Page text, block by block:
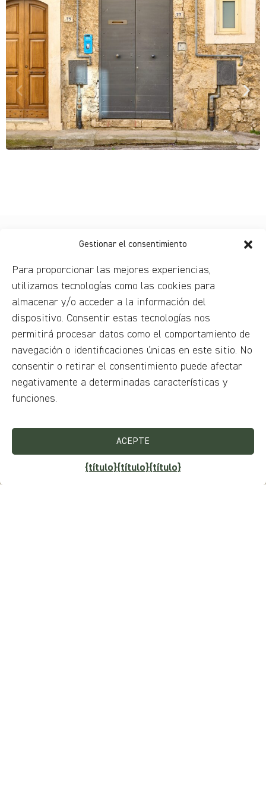
Gestionar el consentimiento
Para proporcionar las mejores experiencias,
utilizamos tecnologías como las cookies para
almacenar y/o acceder a la información del
dispositivo. Consentir estas tecnologías nos
permitirá procesar datos como el comportamiento de
navegación o identificaciones únicas en este sitio. No
consentir o retirar el consentimiento puede afectar
negativamente a determinadas características y
funciones.
ACEPTE
{título}{título}{título}
Detalles
Adecuado para
Accesible para usuarios de sillas de ruedas,
Niños,Parejas,Familias,Grupos,Individual
Estación indicada
Todas las estaciones
Duración/tiempo de visita
Tipo de recorrido